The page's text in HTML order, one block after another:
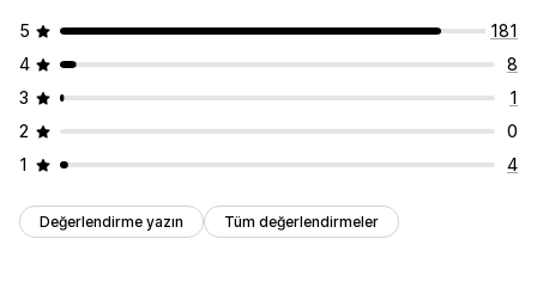
5
181
4
8
3
1
2
0
1
4
Değerlendirme yazın Tüm değerlendirmeler